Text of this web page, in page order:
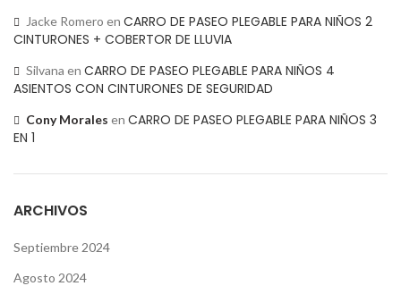
Jacke Romero en CARRO DE PASEO PLEGABLE PARA NIÑOS 2
CINTURONES + COBERTOR DE LLUVIA
Silvana en CARRO DE PASEO PLEGABLE PARA NIÑOS 4
ASIENTOS CON CINTURONES DE SEGURIDAD
Cony Morales en CARRO DE PASEO PLEGABLE PARA NIÑOS 3
EN 1
ARCHIVOS
Septiembre 2024
Agosto 2024